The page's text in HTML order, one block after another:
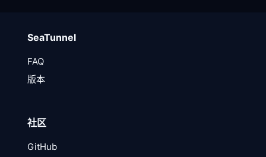
SeaTunnel
FAQ
版本
社区
GitHub